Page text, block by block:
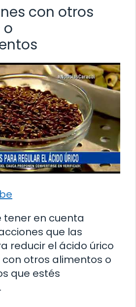
con otros
tener en cuenta
que las
reducir el ácido úrico
otros alimentos o
que estés